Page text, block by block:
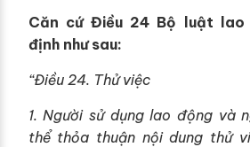
Căn cứ Điều 24 Bộ luật lao
định như sau:
“Điều 24. Thử việc
1. Người sử dụng lao động và
thể thỏa thuận nội dung thử